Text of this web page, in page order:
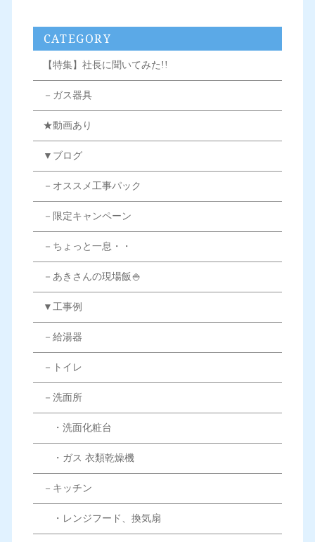
CATEGORY
【特集】社長に聞いてみた!!
－ガス器具
★動画あり
▼ブログ
－オススメ工事パック
－限定キャンペーン
－ちょっと一息・・
－あきさんの現場飯🍚
▼工事例
－給湯器
－トイレ
－洗面所
・洗面化粧台
・ガス 衣類乾燥機
－キッチン
・レンジフード、換気扇